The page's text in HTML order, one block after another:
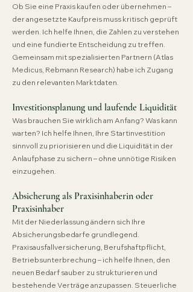
Ob Sie eine Praxis kaufen oder übernehmen –
der angesetzte Kaufpreis muss kritisch geprüft
werden. Ich helfe Ihnen, die Zahlen zu verstehen
und eine fundierte Entscheidung zu treffen.
Gemeinsam mit spezialisierten Partnern (Atlas
Medicus, Rebmann Research) habe ich Zugang
zu den relevanten Marktdaten.
Investitionsplanung und laufende Liquidität
Was brauchen Sie wirklich am Anfang? Was kann
warten? Ich helfe Ihnen, Ihre Startinvestition
sinnvoll zu priorisieren und die Liquidität in der
Anlaufphase zu sichern – ohne unnötige Risiken
einzugehen.
Absicherung als Praxisinhaberin oder
Praxisinhaber
Mit der Niederlassung ändern sich Ihre
Absicherungsbedarfe grundlegend.
Praxisausfallversicherung, Berufshaftpflicht,
Betriebsunterbrechung – ich helfe Ihnen, den
neuen Bedarf sauber zu strukturieren und
bestehende Verträge anzupassen. Steuerliche